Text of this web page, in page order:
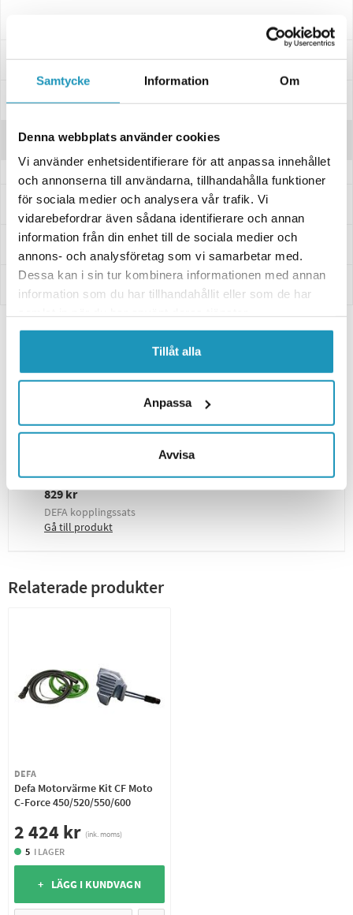
Samtycke Information Om
Denna webbplats använder cookies
Vi använder enhetsidentifierare för att anpassa innehållet
och annonserna till användarna, tillhandahålla funktioner
för sociala medier och analysera vår trafik. Vi
vidarebefordrar även sådana identifierare och annan
information från din enhet till de sociala medier och
annons- och analysföretag som vi samarbetar med.
Dessa kan i sin tur kombinera informationen med annan
information som du har tillhandahållit eller som de har
Tillåt alla
Anpassa
Avvisa
Specifikationer
Manualer & Guider
Recensioner
Frågor och svar
Leverans- & Returinformation
Betalning
Motorvärmare från välkända Defa
Gå till produkt
1x DEFA Kopplingssats 460785
829 kr
DEFA kopplingssats
Gå till produkt
Relaterade produkter
DEFA
Defa Motorvärme Kit CF Moto
C-Force 450/520/550/600
2 424 kr (ink. moms)
5 I LAGER
+ LÄGG I KUNDVAGN